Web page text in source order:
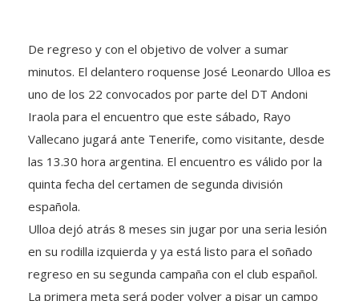
De regreso y con el objetivo de volver a sumar
minutos. El delantero roquense José Leonardo Ulloa es
uno de los 22 convocados por parte del DT Andoni
Iraola para el encuentro que este sábado, Rayo
Vallecano jugará ante Tenerife, como visitante, desde
las 13.30 hora argentina. El encuentro es válido por la
quinta fecha del certamen de segunda división
española.
Ulloa dejó atrás 8 meses sin jugar por una seria lesión
en su rodilla izquierda y ya está listo para el soñado
regreso en su segunda campaña con el club español.
La primera meta será poder volver a pisar un campo